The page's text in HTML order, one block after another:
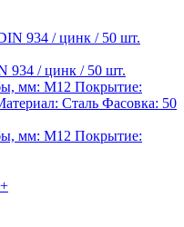
934 / цинк / 50 шт.
мм: М12 Покрытие:
Сталь Фасовка: 50
мм: М12 Покрытие:
+